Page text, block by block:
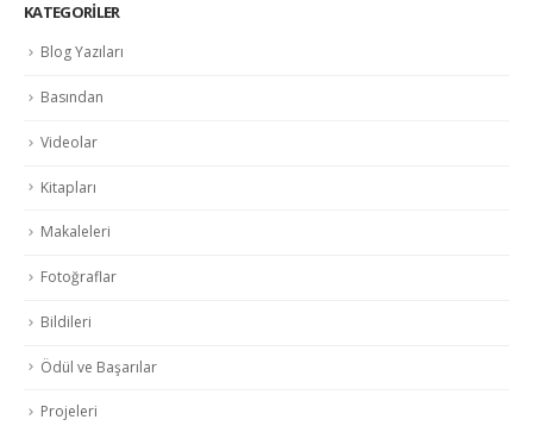
KATEGORILER
Blog Yazıları
Basından
Videolar
Kitapları
Makaleleri
Fotoğraflar
Bildileri
Ödül ve Başarılar
Projeleri